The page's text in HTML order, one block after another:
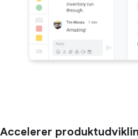
Accelerer